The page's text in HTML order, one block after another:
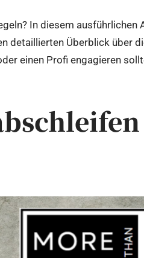
In diesem ausführlichen
detaillierten Überblick über
einen Profi engagieren